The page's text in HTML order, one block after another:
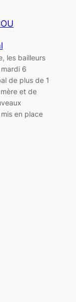
les bailleurs
6
de plus de 1
et de
en place